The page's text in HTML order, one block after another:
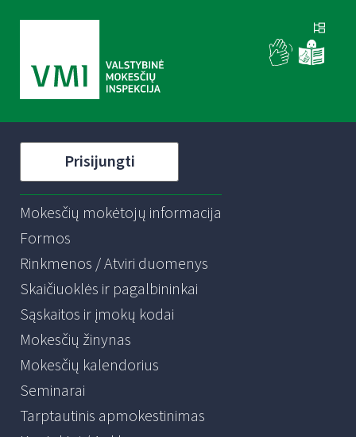
Prisijungti
Mokesčių mokėtojų informacija
Formos
Rinkmenos / Atviri duomenys
Skaičiuoklės ir pagalbininkai
Sąskaitos ir įmokų kodai
Mokesčių žinynas
Mokesčių kalendorius
Seminarai
Tarptautinis apmokestinimas